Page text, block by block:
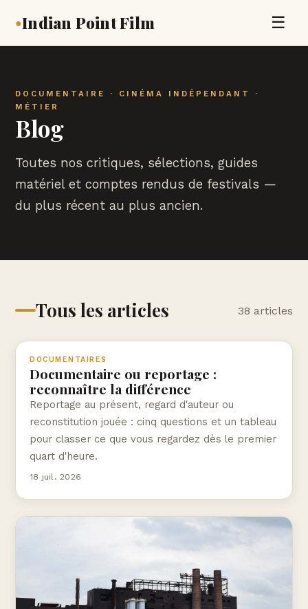
●Indian Point Film ☰
DOCUMENTAIRE · CINÉMA INDÉPENDANT ·
MÉTIER
Blog
Toutes nos critiques, sélections, guides
matériel et comptes rendus de festivals —
du plus récent au plus ancien.
Tous les articles 38 articles
DOCUMENTAIRES
Documentaire ou reportage :
reconnaître la différence
Reportage au présent, regard d'auteur ou
reconstitution jouée : cinq questions et un tableau
pour classer ce que vous regardez dès le premier
quart d'heure.
18 juil. 2026